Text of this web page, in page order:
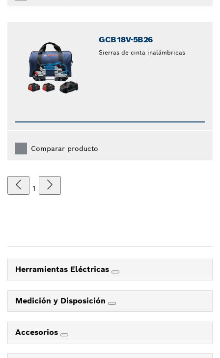
GCB18V-5B26
Sierras de cinta inalámbricas
Comparar producto
1
Herramientas Eléctricas
Medición y Disposición
Accesorios